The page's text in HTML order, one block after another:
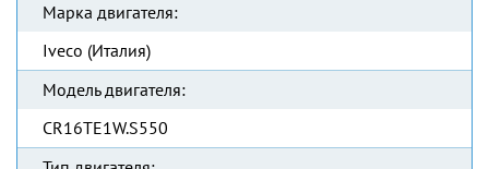
Марка двигателя:
Iveco (Италия)
Модель двигателя:
CR16TE1W.S550